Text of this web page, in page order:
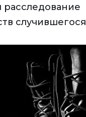
расследование
случившегося